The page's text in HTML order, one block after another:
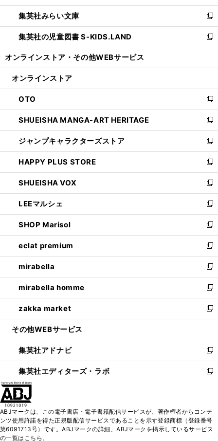
開
く
ウ
で
開
く
ン
ド
ウ
で
ウ
ィ
ン
ド
開
集英社みらい文庫
新
し
い
ン
ウ
で
開
く
集英社の児童図書 S-KIDS.LAND
新
ウ
ン
ド
ウ
で
開
く
オンラインストア・ その他WEBサービス
オンラインストア
OTO
新
し
い
ウ
ィ
ン
ド
ウ
で
開
く
SHUEISHA MANGA-ART HERITAGE
新
し
い
ウ
ィ
ン
ド
ウ
で
開
く
ジャンプキャラクターズストア
新
し
い
ウ
ィ
ン
ド
ウ
で
開
く
HAPPY PLUS STORE
新
し
い
ウ
ィ
ン
ド
ウ
で
開
く
SHUEISHA VOX
新
し
い
ウ
ィ
ン
ド
ウ
で
開
く
LEEマルシェ
新
し
い
ウ
ィ
ン
ド
ウ
で
開
く
SHOP Marisol
新
し
い
ウ
ィ
ン
ド
ウ
で
開
eclat premium
新
し
い
ウ
ィ
ン
ド
ウ
開
く
mirabella
新
し
い
ウ
ィ
ン
ウ
で
開
く
mirabella homme
新
し
い
ウ
ン
ド
ウ
で
zakka market
新
し
ウ
ィ
ン
ド
く
その他WEBサービス
集英社アドナビ
新
し
い
ド
ウ
で
集英社エディターズ・ラボ
新
ィ
ン
ド
ABJマークは、この電子書店・電子書籍配信サービスが、著作権者からコンテ
ンツ使用許諾を得た正規版配信サービスであることを示す登録商標（登録番号
第6091713号）です。ABJマークの詳細、ABJマークを掲示しているサービス
の一覧はこちら。